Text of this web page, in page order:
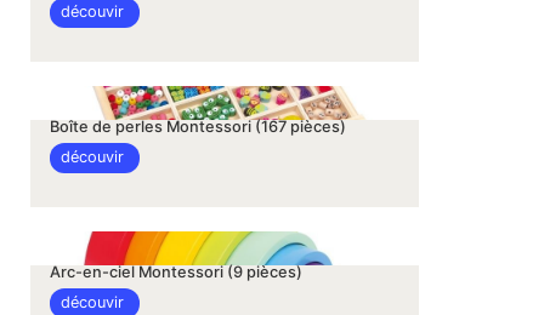
découvir
Boîte de perles Montessori (167 pièces)
découvir
Arc-en-ciel Montessori (9 pièces)
découvir